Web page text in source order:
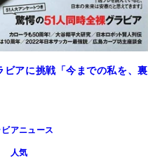
アに挑戦「今までの私を、裏
アニュース
人気